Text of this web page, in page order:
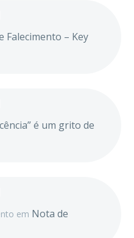
Falecimento – Key
é um grito de
em Nota de